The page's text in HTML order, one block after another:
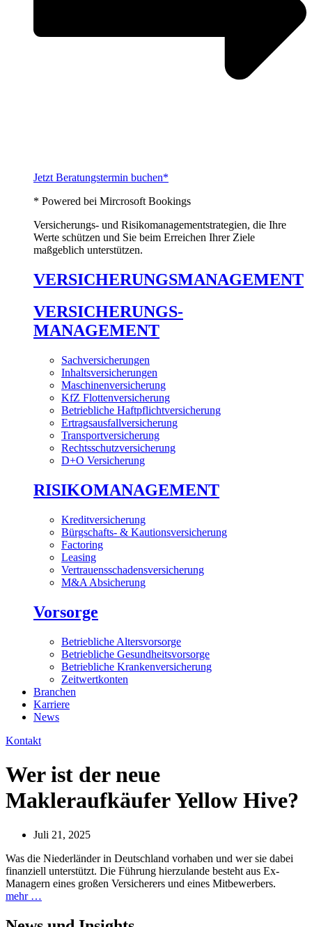
Jetzt Beratungstermin buchen*
* Powered bei Mircrosoft Bookings
Versicherungs- und Risikomanagementstrategien, die Ihre
Werte schützen und Sie beim Erreichen Ihrer Ziele
maßgeblich unterstützen.
VERSICHERUNGSMANAGEMENT
VERSICHERUNGS-
MANAGEMENT
Sachversicherungen
Inhaltsversicherungen
Maschinenversicherung
KfZ Flottenversicherung
Betriebliche Haftpflichtversicherung
Ertragsausfallversicherung
Transportversicherung
Rechtsschutzversicherung
D+O Versicherung
RISIKOMANAGEMENT
Kreditversicherung
Bürgschafts- & Kautionsversicherung
Factoring
Leasing
Vertrauensschadensversicherung
M&A Absicherung
Vorsorge
Betriebliche Altersvorsorge
Betriebliche Gesundheitsvorsorge
Betriebliche Krankenversicherung
Zeitwertkonten
Branchen
Karriere
News
Kontakt
Wer ist der neue
Makleraufkäufer Yellow Hive?
Juli 21, 2025
Was die Niederländer in Deutschland vorhaben und wer sie dabei
finanziell unterstützt. Die Führung hierzulande besteht aus Ex-
Managern eines großen Versicherers und eines Mitbewerbers.
mehr …